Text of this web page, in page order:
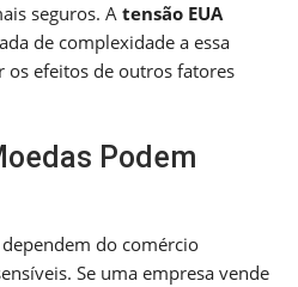
seguros. A tensão EUA
de complexidade a essa
os efeitos de outros fatores
Podem
do comércio
Se uma empresa vende